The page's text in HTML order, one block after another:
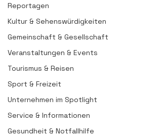
Reportagen
Kultur & Sehenswürdigkeiten
Gemeinschaft & Gesellschaft
Veranstaltungen & Events
Tourismus & Reisen
Sport & Freizeit
Unternehmen im Spotlight
Service & Informationen
Gesundheit & Notfallhilfe